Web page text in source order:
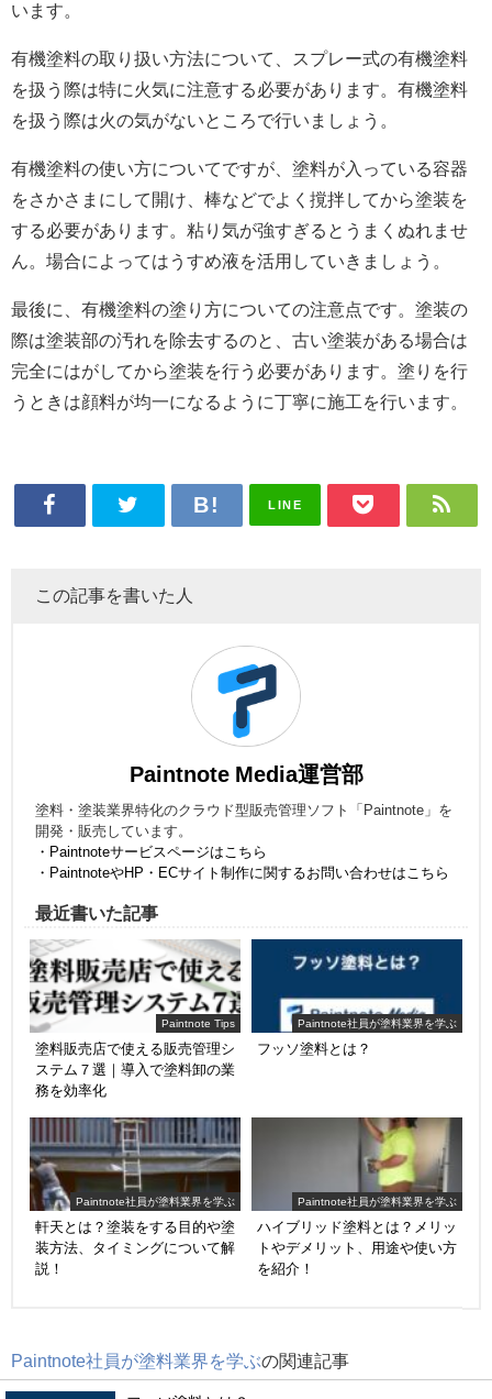
います。
有機塗料の取り扱い方法について、スプレー式の有機塗料
を扱う際は特に火気に注意する必要があります。有機塗料
を扱う際は火の気がないところで行いましょう。
有機塗料の使い方についてですが、塗料が入っている容器
をさかさまにして開け、棒などでよく撹拌してから塗装を
する必要があります。粘り気が強すぎるとうまくぬれませ
ん。場合によってはうすめ液を活用していきましょう。
最後に、有機塗料の塗り方についての注意点です。塗装の
際は塗装部の汚れを除去するのと、古い塗装がある場合は
完全にはがしてから塗装を行う必要があります。塗りを行
うときは顔料が均一になるように丁寧に施工を行います。
LINE
この記事を書いた人
Paintnote Media運営部
塗料・塗装業界特化のクラウド型販売管理ソフト「Paintnote」を
開発・販売しています。
・Paintnoteサービスページはこちら
・PaintnoteやHP・ECサイト制作に関するお問い合わせはこちら
最近書いた記事
Paintnote Tips
塗料販売店で使える販売管理シ
ステム７選｜導入で塗料卸の業
務を効率化
Paintnote社員が塗料業界を学ぶ
フッソ塗料とは？
Paintnote社員が塗料業界を学ぶ
軒天とは？塗装をする目的や塗
装方法、タイミングについて解
説！
Paintnote社員が塗料業界を学ぶ
ハイブリッド塗料とは？メリッ
トやデメリット、用途や使い方
を紹介！
Paintnote社員が塗料業界を学ぶの関連記事